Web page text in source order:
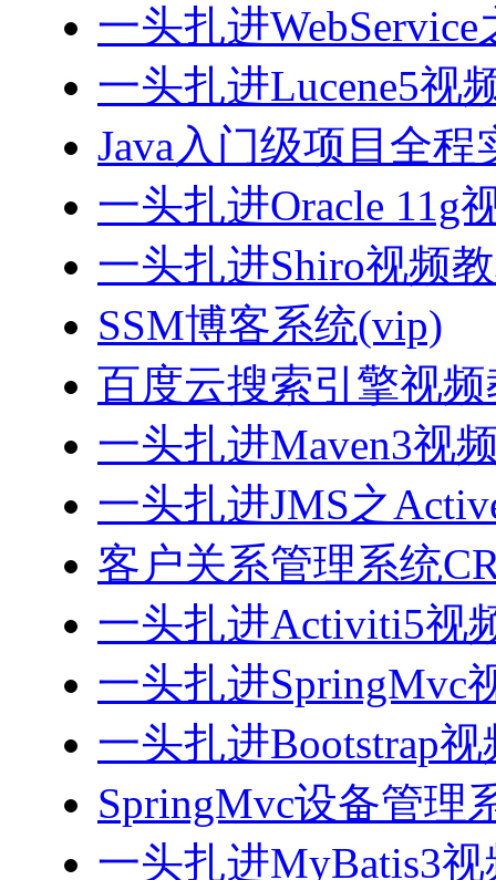
一头扎进
一头扎进Lucene5视
Java入门级项目全程
一头扎进Oracle 11g
一头扎进Shiro视频
SSM博客系统(vip)
百度云搜索引擎视
一头扎进Maven3视
一头扎进JMS之
客户关系管理系统
一头扎进Activiti5视
一头扎进SpringMvc
一头扎进Bootstrap
SpringMvc设备管理
一头扎进MyBatis3